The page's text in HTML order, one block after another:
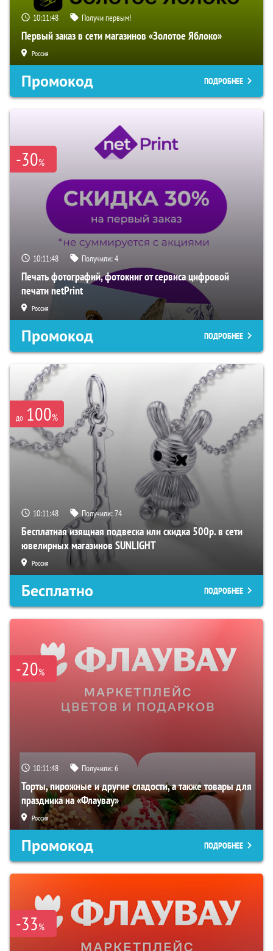
10:11:47 Получи первым!
Первый заказ в сети магазинов «Золотое Яблоко»
Россия
Промокод ПОДРОБНЕЕ
-30%
10:11:47 Получили:4
Печать фотографий, фотокниг от сервиса цифровой
печати netPrint
Россия
Промокод ПОДРОБНЕЕ
до 100%
10:11:47 Получили:74
Бесплатная изящная подвеска или скидка 500р. в сети
ювелирных магазинов SUNLIGHT
Россия
Бесплатно ПОДРОБНЕЕ
-20%
10:11:47 Получили:6
Торты, пирожные и другие сладости, а также товары для
праздника на «Флаувау»
Россия
Промокод ПОДРОБНЕЕ
-33%